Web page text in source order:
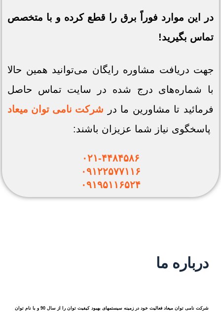
در این موارد فوراً برق را قطع کرده و با متخصص
تماس بگیرید!
جهت دریافت مشاوره رایگان می‌توانید همین حالا
با شماره‌های درج شده در سایت تماس حاصل
فرمائید تا مشاورین ما در شرکت نامی توان میعاد
پاسخگوی نیاز شما عزیزان باشند:
۰۲۱-۴۴۸۴۵۸۶
۰۹۱۲۲۵۷۷۱۱۶
۰۹۱۹۵۱۱۶۵۲۴
درباره ما
شرکت نامی توان میعاد فعالیت خود در زمینه سیستمهای بهبود کیفیت توان را از سال 90 و با نام توان